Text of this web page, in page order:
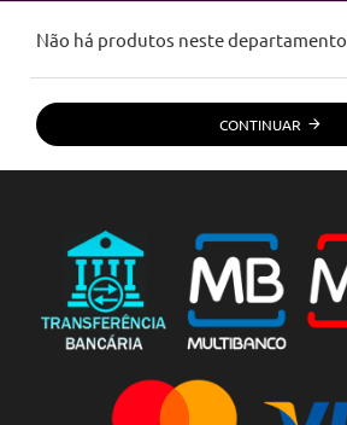
e
Não há produtos neste departamento
CONTINUAR